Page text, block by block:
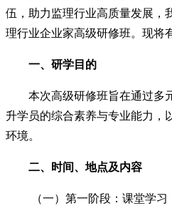
伍，助力监理行业高质量发展，
理行业企业家高级研修班。现将
一、研学目的
本次高级研修班旨在通过多
升学员的综合素养与专业能力，
环境。
二、时间、地点及内容
（一）第一阶段：课堂学